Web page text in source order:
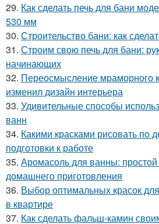
29. Как сделать печь для бани
530 мм
30. Строительство бани: как
31. Строим свою печь для бани:
начинающих
32. Переосмысление мраморного
изменил дизайн интерьера
33. Удивительные способы
ванн
34. Какими красками рисовать по
подготовки к работе
35. Аромасоль для ванны: простой
домашнего приготовления
36. Выбор оптимальных красок
в квартире
37. Как сделать фальш-камин